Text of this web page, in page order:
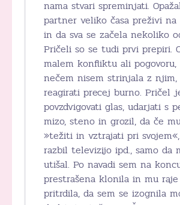
nama stvari spreminjati.
partner veliko časa preživi
in da sva se začela nekoliko
Pričeli so se tudi prvi prepiri.
malem konfliktu ali
nečem nisem strinjala z
reagirati precej burno. Pričel
povzdvigovati glas, udarjati s
mizo, steno in grozil, da če
»težiti in vztrajati pri
razbil televizijo ipd., samo da
utišal. Po navadi sem na
prestrašena klonila in mu
pritrdila, da sem se izognila